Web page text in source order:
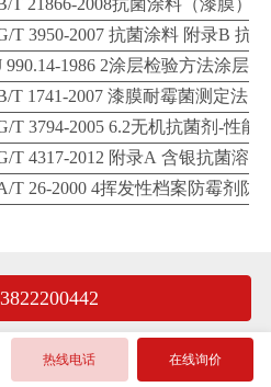
T 3950-2007 抗菌涂料 附录B 抗
990.14-1986 2涂层检验方法涂层
T 1741-2007 漆膜耐霉菌测定法
T 3794-2005 6.2无机抗菌剂-性能
T 4317-2012 附录A 含银抗菌溶液
T 26-2000 4挥发性档案防霉剂防
热线电话 在线询价